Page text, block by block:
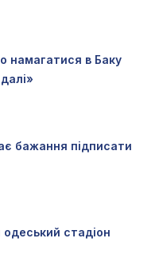
намагатися в Баку
бажання підписати
одеський стадіон